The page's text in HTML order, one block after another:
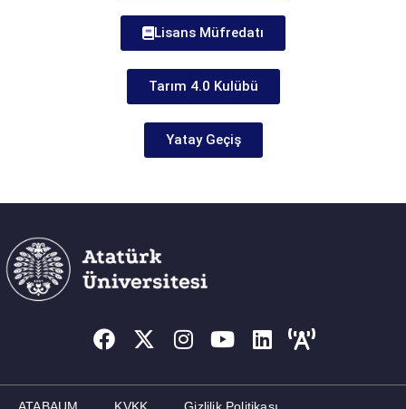
Lisans Müfredatı
Tarım 4.0 Kulübü
Yatay Geçiş